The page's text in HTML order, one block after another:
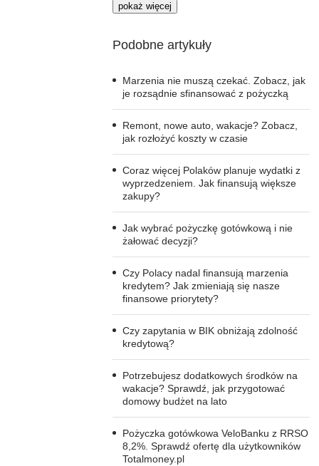
pokaż więcej
Podobne artykuły
Marzenia nie muszą czekać. Zobacz, jak
je rozsądnie sfinansować z pożyczką
Remont, nowe auto, wakacje? Zobacz,
jak rozłożyć koszty w czasie
Coraz więcej Polaków planuje wydatki z
wyprzedzeniem. Jak finansują większe
zakupy?
Jak wybrać pożyczkę gotówkową i nie
żałować decyzji?
Czy Polacy nadal finansują marzenia
kredytem? Jak zmieniają się nasze
finansowe priorytety?
Czy zapytania w BIK obniżają zdolność
kredytową?
Potrzebujesz dodatkowych środków na
wakacje? Sprawdź, jak przygotować
domowy budżet na lato
Pożyczka gotówkowa VeloBanku z RRSO
8,2%. Sprawdź ofertę dla użytkowników
Totalmoney.pl